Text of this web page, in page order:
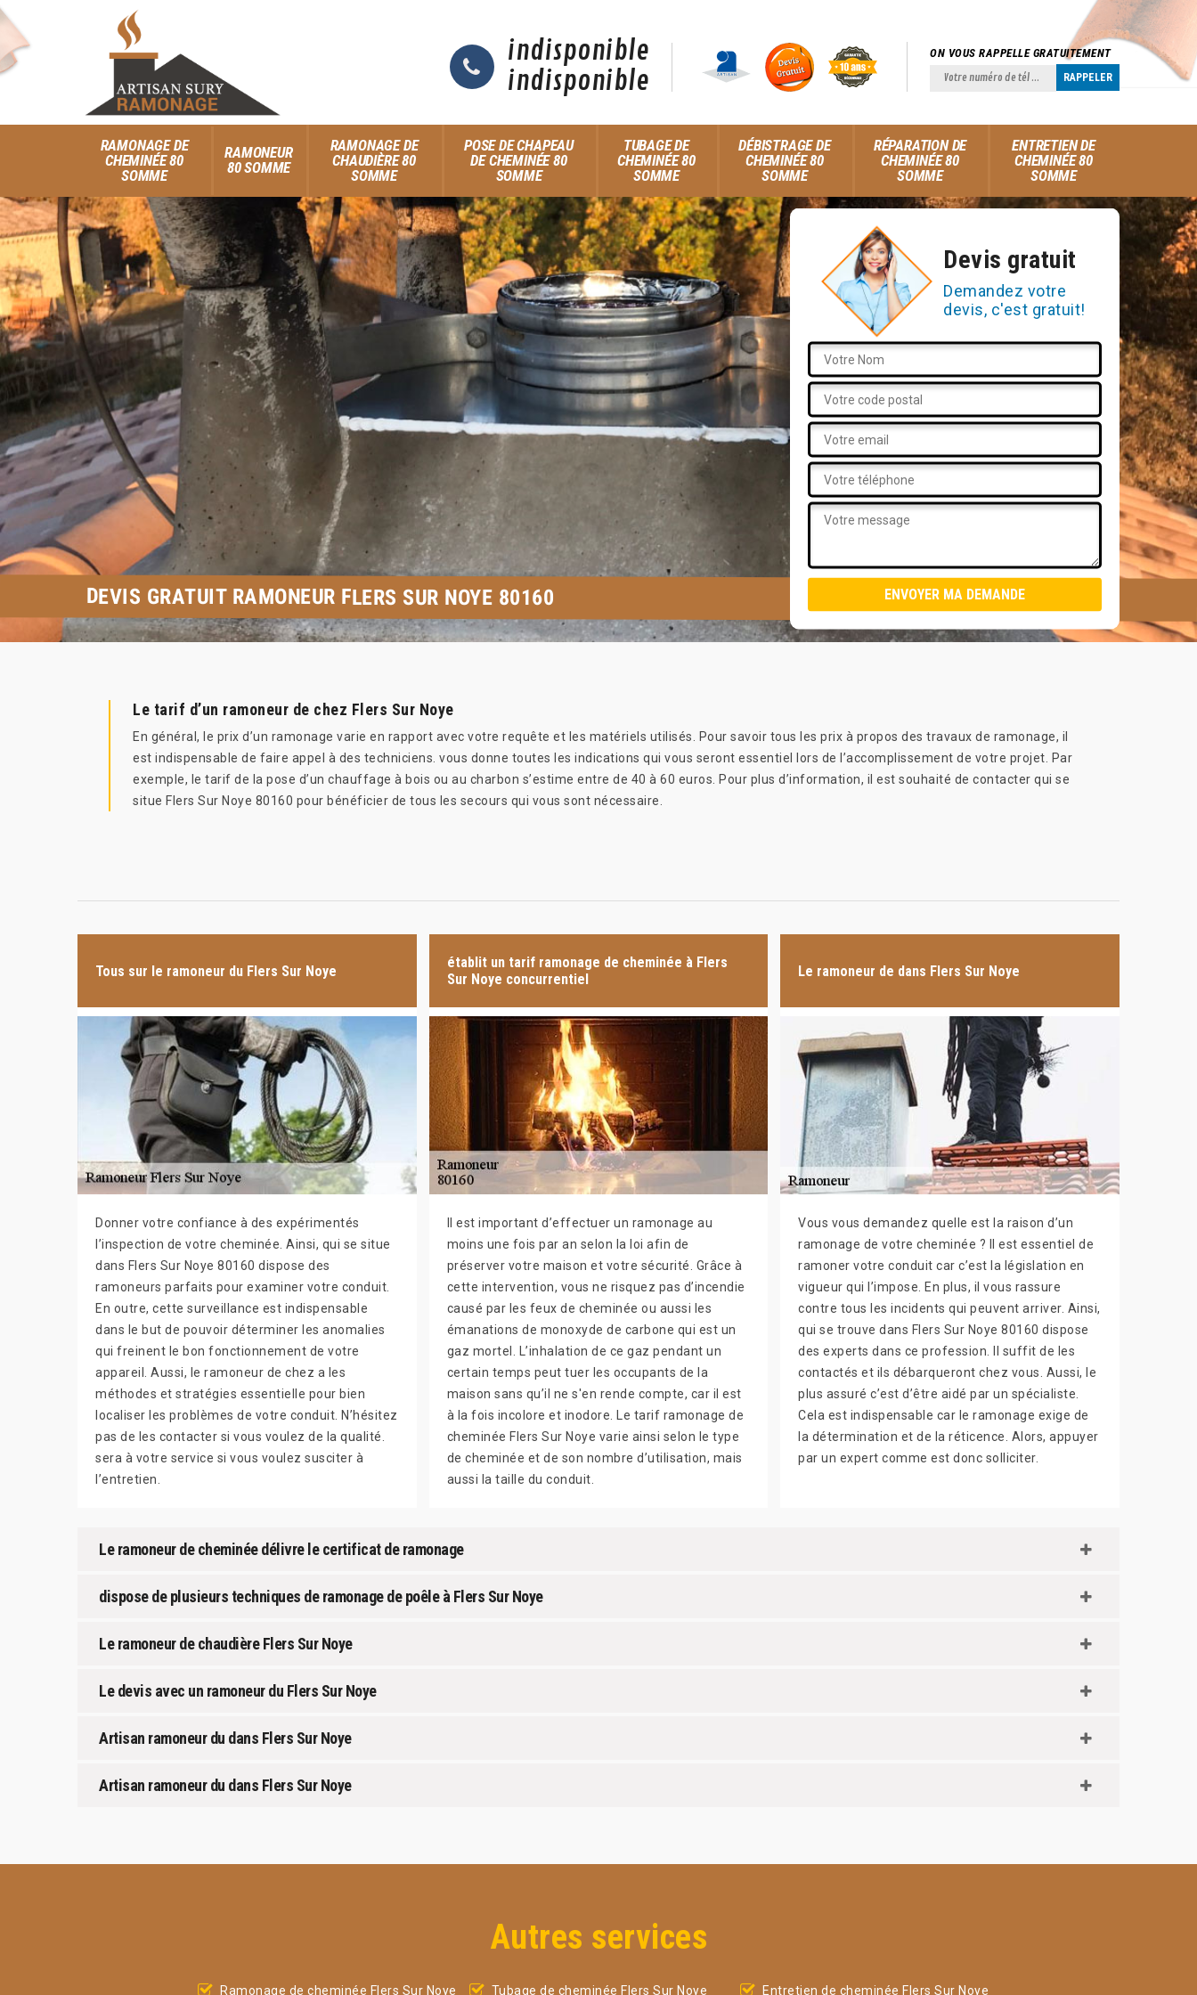
indisponible
indisponible
ON VOUS RAPPELLE GRATUITEMENT
RAMONAGE DE
CHEMINÉE 80
SOMME
RAMONEUR
80 SOMME
RAMONAGE DE
CHAUDIÈRE 80
SOMME
POSE DE CHAPEAU
DE CHEMINÉE 80
SOMME
TUBAGE DE
CHEMINÉE 80
SOMME
DÉBISTRAGE DE
CHEMINÉE 80
SOMME
RÉPARATION DE
CHEMINÉE 80
SOMME
ENTRETIEN DE
CHEMINÉE 80
SOMME
Devis gratuit
Demandez votre
devis, c'est gratuit!
DEVIS GRATUIT RAMONEUR FLERS SUR NOYE 80160
Le tarif d’un ramoneur de chez Flers Sur Noye
En général, le prix d’un ramonage varie en rapport avec votre requête et les matériels utilisés. Pour savoir tous les prix à propos des travaux de ramonage, il
est indispensable de faire appel à des techniciens. vous donne toutes les indications qui vous seront essentiel lors de l’accomplissement de votre projet. Par
exemple, le tarif de la pose d’un chauffage à bois ou au charbon s’estime entre de 40 à 60 euros. Pour plus d’information, il est souhaité de contacter qui se
situe Flers Sur Noye 80160 pour bénéficier de tous les secours qui vous sont nécessaire.
Tous sur le ramoneur du Flers Sur Noye
Donner votre confiance à des expérimentés
l’inspection de votre cheminée. Ainsi, qui se situe
dans Flers Sur Noye 80160 dispose des
ramoneurs parfaits pour examiner votre conduit.
En outre, cette surveillance est indispensable
dans le but de pouvoir déterminer les anomalies
qui freinent le bon fonctionnement de votre
appareil. Aussi, le ramoneur de chez a les
méthodes et stratégies essentielle pour bien
localiser les problèmes de votre conduit. N’hésitez
pas de les contacter si vous voulez de la qualité.
sera à votre service si vous voulez susciter à
l’entretien.
établit un tarif ramonage de cheminée à Flers
Sur Noye concurrentiel
Il est important d’effectuer un ramonage au
moins une fois par an selon la loi afin de
préserver votre maison et votre sécurité. Grâce à
cette intervention, vous ne risquez pas d’incendie
causé par les feux de cheminée ou aussi les
émanations de monoxyde de carbone qui est un
gaz mortel. L’inhalation de ce gaz pendant un
certain temps peut tuer les occupants de la
maison sans qu’il ne s'en rende compte, car il est
à la fois incolore et inodore. Le tarif ramonage de
cheminée Flers Sur Noye varie ainsi selon le type
de cheminée et de son nombre d’utilisation, mais
aussi la taille du conduit.
Le ramoneur de dans Flers Sur Noye
Vous vous demandez quelle est la raison d’un
ramonage de votre cheminée ? Il est essentiel de
ramoner votre conduit car c’est la législation en
vigueur qui l’impose. En plus, il vous rassure
contre tous les incidents qui peuvent arriver. Ainsi,
qui se trouve dans Flers Sur Noye 80160 dispose
des experts dans ce profession. Il suffit de les
contactés et ils débarqueront chez vous. Aussi, le
plus assuré c’est d’être aidé par un spécialiste.
Cela est indispensable car le ramonage exige de
la détermination et de la réticence. Alors, appuyer
par un expert comme est donc solliciter.
Le ramoneur de cheminée délivre le certificat de ramonage
dispose de plusieurs techniques de ramonage de poêle à Flers Sur Noye
Le ramoneur de chaudière Flers Sur Noye
Le devis avec un ramoneur du Flers Sur Noye
Artisan ramoneur du dans Flers Sur Noye
Artisan ramoneur du dans Flers Sur Noye
Autres services
Ramonage de cheminée Flers Sur Noye Tubage de cheminée Flers Sur Noye Entretien de cheminée Flers Sur Noye